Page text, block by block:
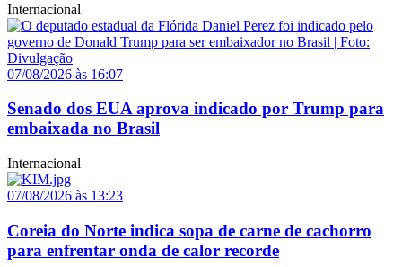
Internacional
07/08/2026 às 16:07
Senado dos EUA aprova indicado por Trump para
embaixada no Brasil
Internacional
07/08/2026 às 13:23
Coreia do Norte indica sopa de carne de cachorro
para enfrentar onda de calor recorde